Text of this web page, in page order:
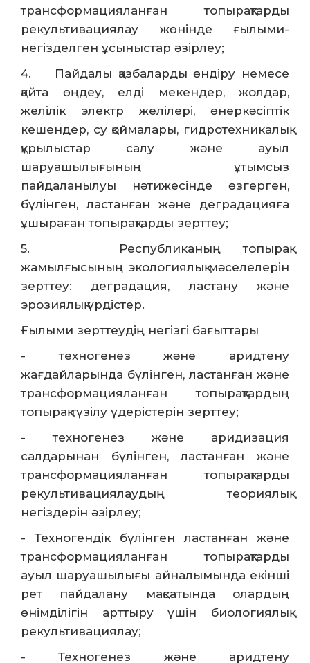
трансформацияланған топырақтарды
рекультивациялау жөнінде ғылыми-
негізделген ұсыныстар әзірлеу;
4. Пайдалы қазбаларды өндіру немесе
қайта өңдеу, елді мекендер, жолдар,
желілік электр желілері, өнеркәсіптік
кешендер, су қоймалары, гидротехникалық
құрылыстар салу және ауыл
шаруашылығының ұтымсыз
пайдаланылуы нәтижесінде өзгерген,
бүлінген, ластанған және деградацияға
ұшыраған топырақтарды зерттеу;
5. Республиканың топырақ
жамылғысының экологиялық мәселелерін
зерттеу: деградация, ластану және
эрозиялық үрдістер.
Ғылыми зерттеудің негізгі бағыттары
- техногенез және аридтену
жағдайларында бүлінген, ластанған және
трансформацияланған топырақтардың
топырақ түзілу үдерістерін зерттеу;
- техногенез және аридизация
салдарынан бүлінген, ластанған және
трансформацияланған топырақтарды
рекультивациялаудың теориялық
негіздерін әзірлеу;
- Техногендік бүлінген ластанған және
трансформацияланған топырақтарды
ауыл шаруашылығы айналымында екінші
рет пайдалану мақсатында олардың
өнімділігін арттыру үшін биологиялық
рекультивациялау;
- Техногенез және аридтену